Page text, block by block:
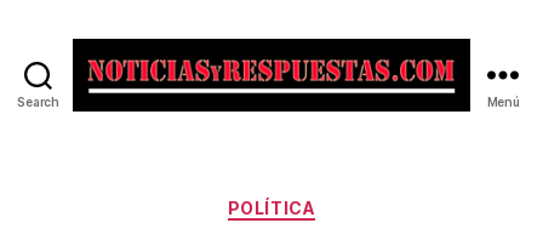
Search Menú
Categorías
POLÍTICA